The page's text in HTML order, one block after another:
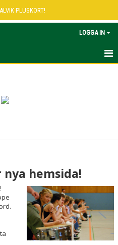
PLUSKORT!
LOGGA IN
hemsida!